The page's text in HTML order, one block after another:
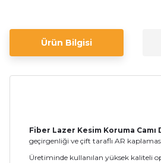
Ürün Bilgisi
Fiber Lazer Kesim Koruma Camı
geçirgenliği ve çift taraflı AR
Üretiminde kullanılan yüksek kaliteli